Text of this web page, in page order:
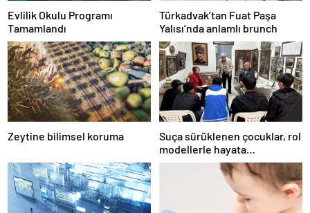
Evlilik Okulu Programı
Tamamlandı
Türkadvak’tan Fuat Paşa
Yalısı’nda anlamlı brunch
Zeytine bilimsel koruma
Suça sürüklenen çocuklar, rol
modellerle hayata
hazırlanıyor